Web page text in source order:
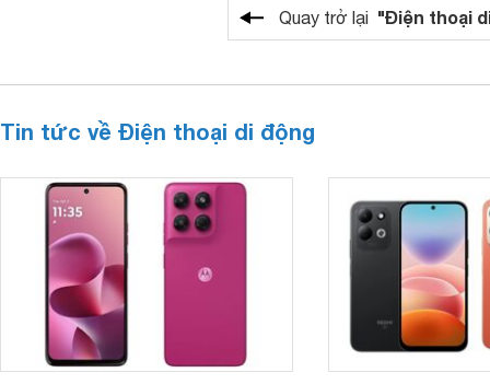
Quay trở lại "Điện thoại
Tin tức về Điện thoại di động